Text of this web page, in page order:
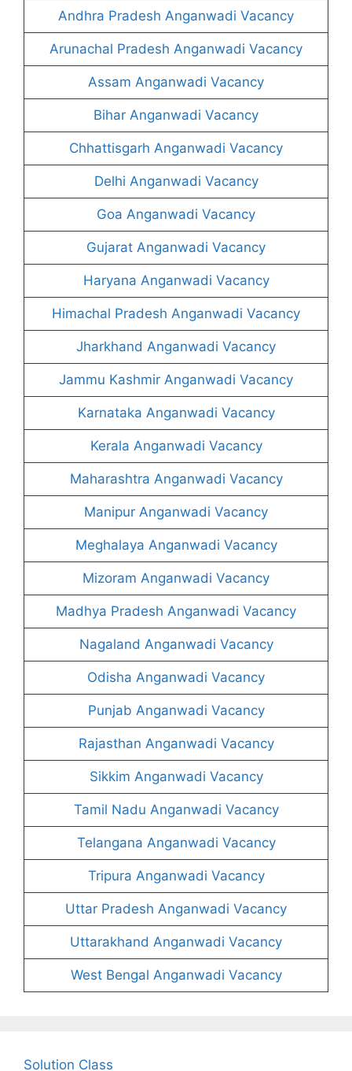
Andhra Pradesh Anganwadi Vacancy
Arunachal Pradesh Anganwadi Vacancy
Assam Anganwadi Vacancy
Bihar Anganwadi Vacancy
Chhattisgarh Anganwadi Vacancy
Delhi Anganwadi Vacancy
Goa Anganwadi Vacancy
Gujarat Anganwadi Vacancy
Haryana Anganwadi Vacancy
Himachal Pradesh Anganwadi Vacancy
Jharkhand Anganwadi Vacancy
Jammu Kashmir Anganwadi Vacancy
Karnataka Anganwadi Vacancy
Kerala Anganwadi Vacancy
Maharashtra Anganwadi Vacancy
Manipur Anganwadi Vacancy
Meghalaya Anganwadi Vacancy
Mizoram Anganwadi Vacancy
Madhya Pradesh Anganwadi Vacancy
Nagaland Anganwadi Vacancy
Odisha Anganwadi Vacancy
Punjab Anganwadi Vacancy
Rajasthan Anganwadi Vacancy
Sikkim Anganwadi Vacancy
Tamil Nadu Anganwadi Vacancy
Telangana Anganwadi Vacancy
Tripura Anganwadi Vacancy
Uttar Pradesh Anganwadi Vacancy
Uttarakhand Anganwadi Vacancy
West Bengal Anganwadi Vacancy
Solution Class